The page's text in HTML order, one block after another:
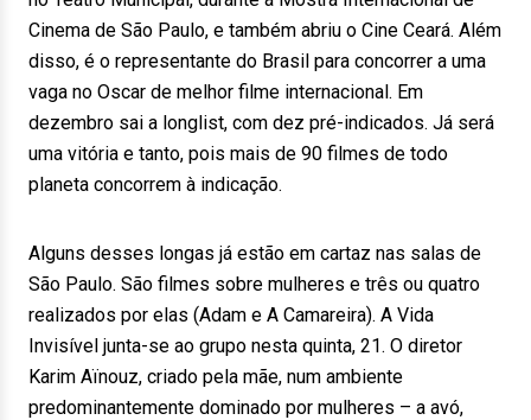
Cinema de São Paulo, e também abriu o Cine Ceará. Além
disso, é o representante do Brasil para concorrer a uma
vaga no Oscar de melhor filme internacional. Em
dezembro sai a longlist, com dez pré-indicados. Já será
uma vitória e tanto, pois mais de 90 filmes de todo
planeta concorrem à indicação.
Alguns desses longas já estão em cartaz nas salas de
São Paulo. São filmes sobre mulheres e três ou quatro
realizados por elas (Adam e A Camareira). A Vida
Invisível junta-se ao grupo nesta quinta, 21. O diretor
Karim Aïnouz, criado pela mãe, num ambiente
predominantemente dominado por mulheres – a avó,